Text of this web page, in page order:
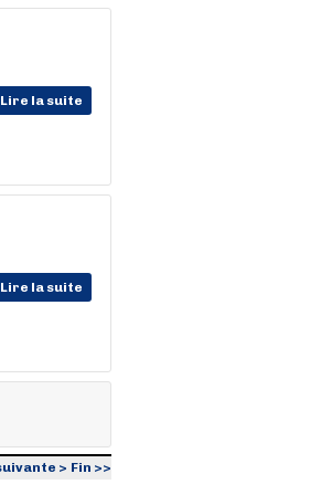
Lire la suite
Lire la suite
> Fin >>